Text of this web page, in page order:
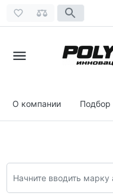
О компании Подбор